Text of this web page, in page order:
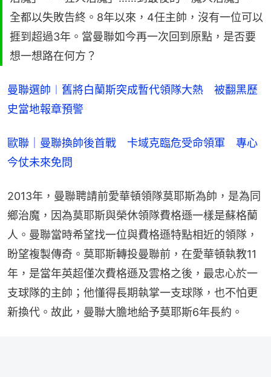
全都以失敗告終。8年以來，4任主帥，沒有一位可以
捱到超過3年。當曼聯如今再一次回到原點，是否要
想一想路在何方？
曼聯選帥︱舊將白蘭斯突成暫代領隊大熱　被翻黑歷
史當地報章預警
歐聯｜曼聯換帥後首戰　卡域克臨危受命領軍　專心
今仗未來免問
2013年，曼聯聘請前愛華頓領隊莫耶斯為帥，是為同
鄉治魔，因為莫耶斯與榮休領隊費格遜一樣是蘇格蘭
人。曼聯當時希望找一位與費格遜特點相近的領隊，
盼望複製傳奇。莫耶斯轉投曼聯前，在愛華頓執教11
年，是當年英超僅次費格遜及雲格之後，最忠心於一
支球隊的主帥；他懂得長期執掌一支球隊，也不怕更
新換代。故此，曼聯大膽地給予莫耶斯6年長約。